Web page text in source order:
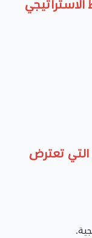
الاستراتيجي
التي تعترض